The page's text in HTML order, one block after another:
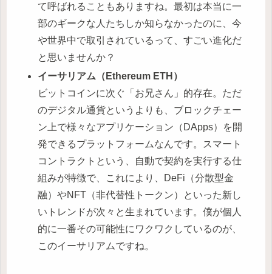
て呼ばれることもありますね。最初は本当に一
部のギークな人たちしか知らなかったのに、今
や世界中で取引されているって、すごい進化だ
と思いませんか？
イーサリアム（Ethereum ETH）
ビットコインに次ぐ「お兄さん」的存在。ただ
のデジタル通貨というよりも、ブロックチェー
ン上で様々なアプリケーション（DApps）を開
発できるプラットフォームなんです。スマート
コントラクトという、自動で契約を実行する仕
組みが特徴で、これにより、DeFi（分散型金
融）やNFT（非代替性トークン）といった新し
いトレンドが次々と生まれています。僕が個人
的に一番その可能性にワクワクしているのが、
このイーサリアムですね。